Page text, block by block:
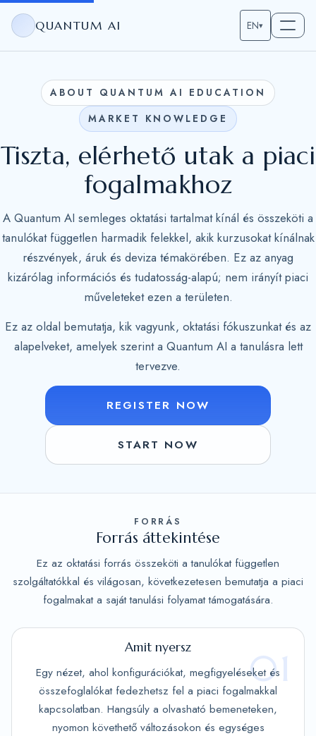
QUANTUM AI EN▾
ABOUT QUANTUM AI EDUCATION
MARKET KNOWLEDGE
Tiszta, elérhető utak a piaci
fogalmakhoz
A Quantum AI semleges oktatási tartalmat kínál és összeköti a
tanulókat független harmadik felekkel, akik kurzusokat kínálnak
részvények, áruk és deviza témakörében. Ez az anyag
kizárólag információs és tudatosság-alapú; nem irányít piaci
műveleteket ezen a területen.
Ez az oldal bemutatja, kik vagyunk, oktatási fókuszunkat és az
alapelveket, amelyek szerint a Quantum AI a tanulásra lett
tervezve.
REGISTER NOW
START NOW
FORRÁS
Forrás áttekintése
Ez az oktatási forrás összeköti a tanulókat független
szolgáltatókkal és világosan, következetesen bemutatja a piaci
fogalmakat a saját tanulási folyamat támogatására.
01
Amit nyersz
Egy nézet, ahol konfigurációkat, megfigyeléseket és
összefoglalókat fedezhetsz fel a piaci fogalmakkal
kapcsolatban. Hangsúly a olvasható bemeneteken,
nyomon követhető változásokon és egységes